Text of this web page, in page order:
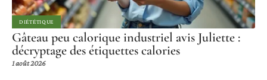
DIÉTÉTIQUE
Gâteau peu calorique industriel avis Juliette :
décryptage des étiquettes calories
1 août 2026